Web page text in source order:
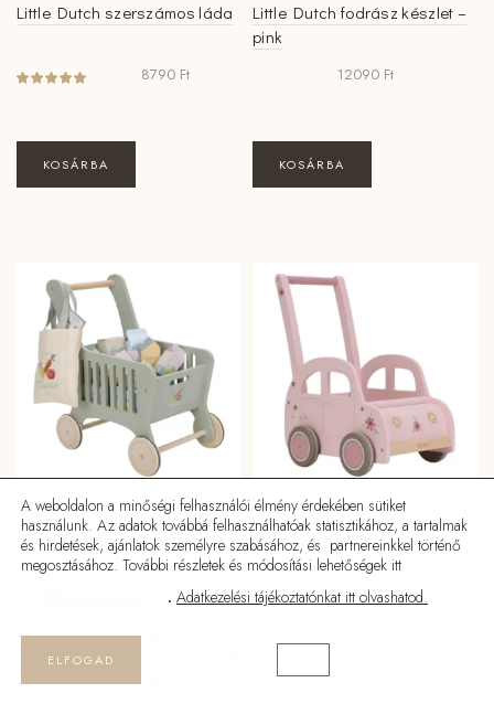
Little Dutch szerszámos láda
8790 Ft
KOSÁRBA
Little Dutch fodrász készlet –
pink
12090 Ft
KOSÁRBA
Little Dutch bevásárlókocsi Little Dutch tolható pink autó
21690 Ft
KOSÁRBA
Kezdőlap
A weboldalon a minőségi felhasználói élmény érdekében sütiket
használunk. Az adatok továbbá felhasználhatóak statisztikához, a tartalmak
és hirdetések, ajánlatok személyre szabásához, és partnereinkkel történő
megosztásához. További részletek és módosítási lehetőségek itt
. Adatkezelési tájékoztatónkat itt olvashatod.
ELFOGAD